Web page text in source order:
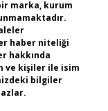
marka, kurum
haber niteliği
hakkında
ve kişiler ile isim
bilgiler